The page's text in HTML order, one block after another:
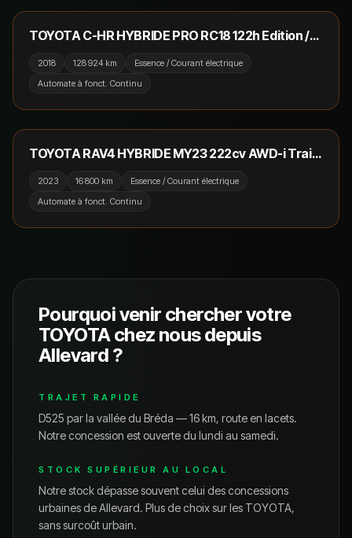
RÉSERVÉ
TOYOTA C-HR HYBRIDE PRO RC18 122h Edition /
2018 128 924 km
Essence / Courant électrique
Automate à fonct. Continu
RÉSERVÉ
42 990 €
TOYOTA RAV4 HYBRIDE MY23 222cv AWD-i Trail /
2023 16 800 km
Essence / Courant électrique
Automate à fonct. Continu
Pourquoi venir chercher votre
TOYOTAchez nous depuis
Allevard ?
TRAJET RAPIDE
D525 par la vallée du Bréda — 16 km, route en lacets.
Notre concession est ouverte du lundi au samedi.
STOCK SUPÉRIEUR AU LOCAL
Notre stock dépasse souvent celui des concessions
urbaines deAllevard. Plus de choix sur les TOYOTA,
sans surcoût urbain.